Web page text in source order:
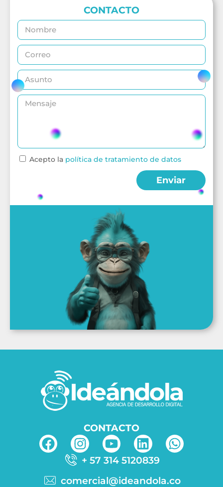
CONTACTO
Acepto la política de tratamiento de datos
Enviar
CONTACTO
+ 57 314 5120839
comercial@ideandola.co